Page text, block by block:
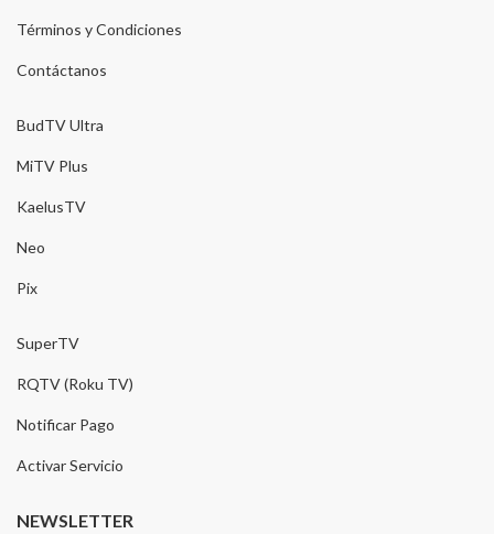
Términos y Condiciones
Contáctanos
BudTV Ultra
MiTV Plus
KaelusTV
Neo
Pix
SuperTV
RQTV (Roku TV)
Notificar Pago
Activar Servicio
NEWSLETTER